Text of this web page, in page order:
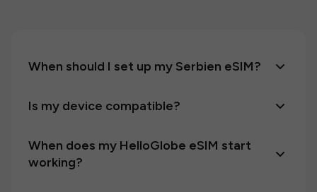
When should I set up my Serbien eSIM?
Is my device compatible?
When does my HelloGlobe eSIM start
working?